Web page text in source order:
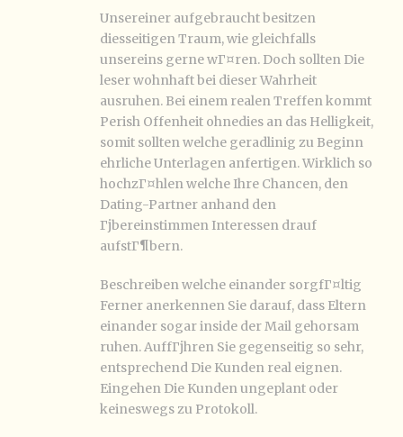
Unsereiner aufgebraucht besitzen
diesseitigen Traum, wie gleichfalls
unsereins gerne wГ¤ren. Doch sollten Die
leser wohnhaft bei dieser Wahrheit
ausruhen. Bei einem realen Treffen kommt
Perish Offenheit ohnedies an das Helligkeit,
somit sollten welche geradlinig zu Beginn
ehrliche Unterlagen anfertigen. Wirklich so
hochzГ¤hlen welche Ihre Chancen, den
Dating-Partner anhand den
Гјbereinstimmen Interessen drauf
aufstГ¶bern.
Beschreiben welche einander sorgfГ¤ltig
Ferner anerkennen Sie darauf, dass Eltern
einander sogar inside der Mail gehorsam
ruhen. AuffГјhren Sie gegenseitig so sehr,
entsprechend Die Kunden real eignen.
Eingehen Die Kunden ungeplant oder
keineswegs zu Protokoll.